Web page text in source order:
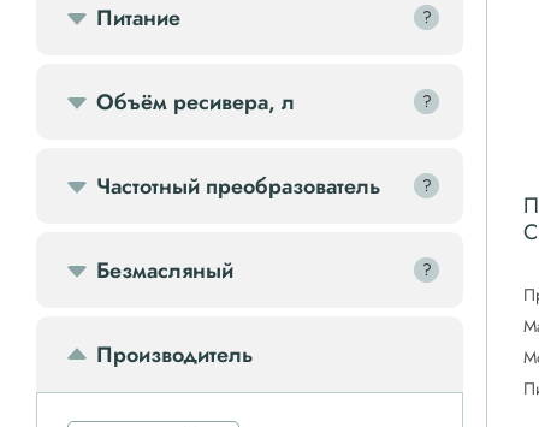
Осушители
Ресиверы
Питание ?
?
Объём ресивера, л ?
?
Частотный преобразователь ?
?
Безмасляный ?
?
Производитель